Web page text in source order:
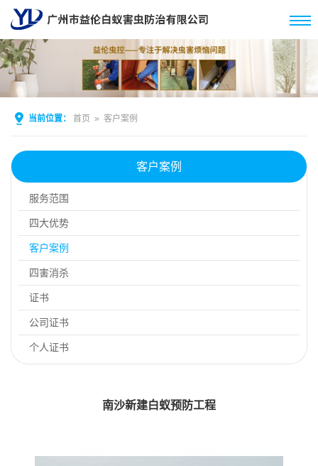
当前位置： 首页 » 客户案例
客户案例
服务范围
四大优势
客户案例
四害消杀
证书
公司证书
个人证书
南沙新建白蚁预防工程